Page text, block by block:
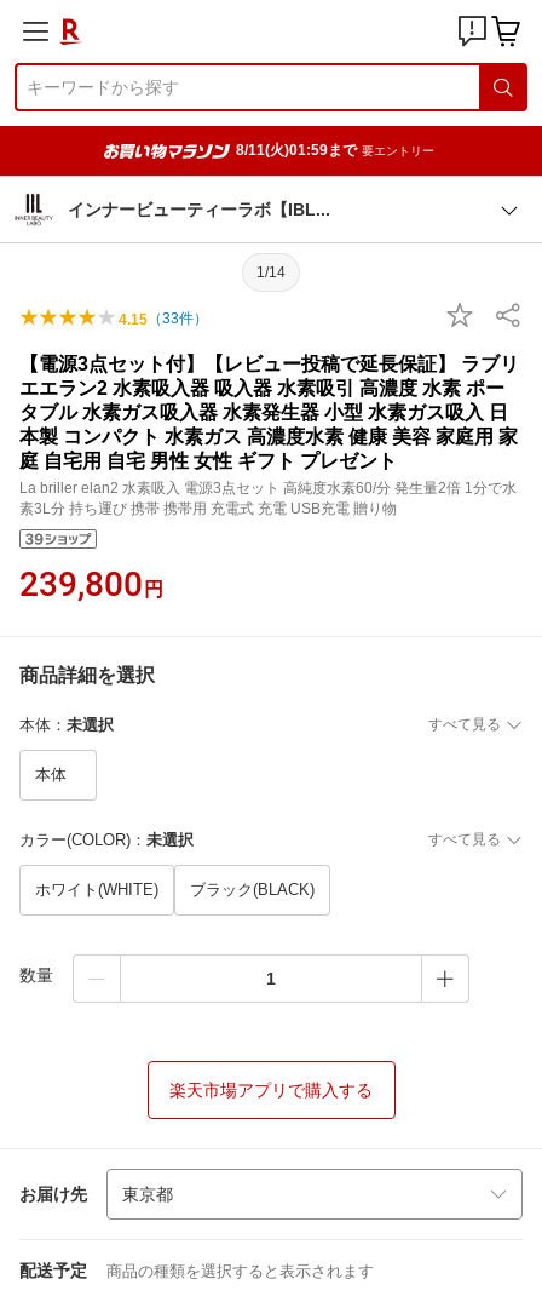
8/11(火)01:59まで 要エントリー
インナービューティーラボ【IBL
1/14
4.15 （33件）
【電源3点セット付】【レビュー投稿で延長保証】 ラブリ
エエラン2 水素吸入器 吸入器 水素吸引 高濃度 水素 ポー
タブル 水素ガス吸入器 水素発生器 小型 水素ガス吸入 日
本製 コンパクト 水素ガス 高濃度水素 健康 美容 家庭用 家
庭 自宅用 自宅 男性 女性 ギフト プレゼント
La briller elan2 水素吸入 電源3点セット 高純度水素60/分 発生量2倍 1分で水
素3L分 持ち運び 携帯 携帯用 充電式 充電 USB充電 贈り物
239,800 円
商品詳細を選択
本体 ： 未選択 すべて見る
本体
カラー(COLOR) ： 未選択 すべて見る
ホワイト(WHITE) ブラック(BLACK)
数量
楽天市場アプリで購入する
お届け先
配送予定 商品の種類を選択すると表示されます